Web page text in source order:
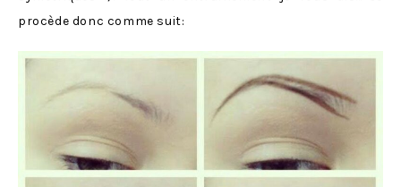
procède donc comme suit: